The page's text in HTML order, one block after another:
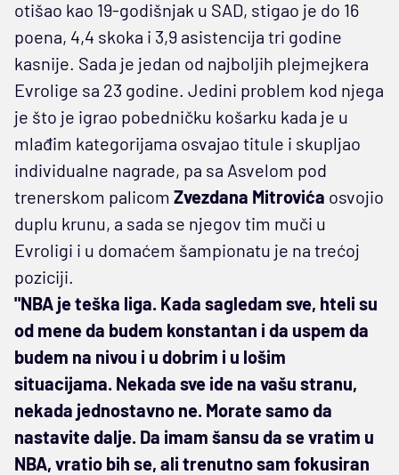
otišao kao 19-godišnjak u SAD, stigao je do 16
poena, 4,4 skoka i 3,9 asistencija tri godine
kasnije. Sada je jedan od najboljih plejmejkera
Evrolige sa 23 godine. Jedini problem kod njega
je što je igrao pobedničku košarku kada je u
mlađim kategorijama osvajao titule i skupljao
individualne nagrade, pa sa Asvelom pod
trenerskom palicom Zvezdana Mitrovića osvojio
duplu krunu, a sada se njegov tim muči u
Evroligi i u domaćem šampionatu je na trećoj
poziciji.
"NBA je teška liga. Kada sagledam sve, hteli su
od mene da budem konstantan i da uspem da
budem na nivou i u dobrim i u lošim
situacijama. Nekada sve ide na vašu stranu,
nekada jednostavno ne. Morate samo da
nastavite dalje. Da imam šansu da se vratim u
NBA, vratio bih se, ali trenutno sam fokusiran